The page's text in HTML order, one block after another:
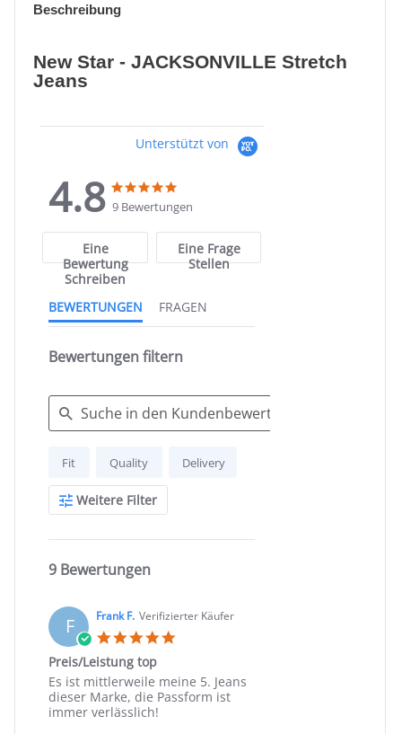
Beschreibung
New Star - JACKSONVILLE Stretch
Jeans
Unterstützt von
4.8
4.8
star
rating
star
rating
9 Bewertungen
Eine
Bewertung
Schreiben
Eine Frage
Stellen
BEWERTUNGEN FRAGEN
Bewertungen filtern
Search
Reviews
Fit Quality Delivery
Weitere Filter
9 Bewertungen
F Frank F. Verifizierter Käufer
Preis/Leistung top
Review
by
Frank
review
stating
Preis/Leistung
Es ist mittlerweile meine 5. Jeans
dieser Marke, die Passform ist
immer verlässlich!